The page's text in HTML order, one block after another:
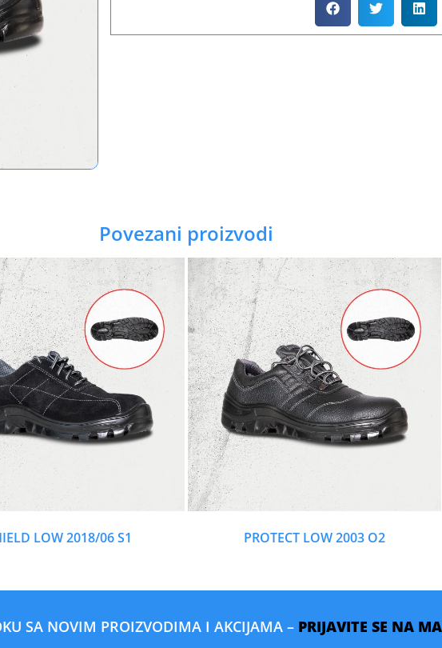
Povezani proizvodi
LOW 2018/06 S1 PROTECT LOW 2003 O2
SA NOVIM PROIZVODIMA I AKCIJAMA – PRIJAVITE SE NA